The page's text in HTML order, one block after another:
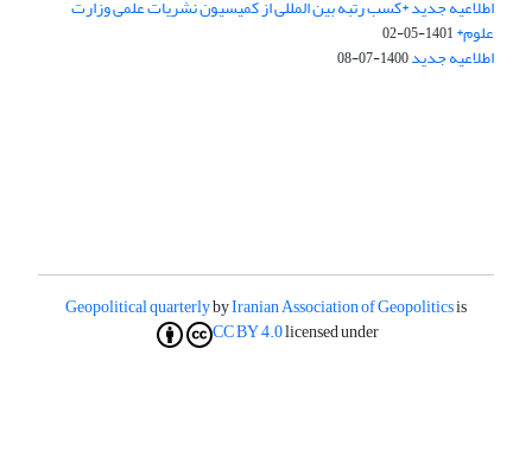
اطلاعیه جدید *کسب رتبه بین المللی از کمیسیون نشریات علمی وزارت
علوم*1401-05-02
اطلاعیه جدید1400-07-08
Geopolitical quarterlybyIranian Association of Geopoliticsis
licensed under
CC BY 4.0